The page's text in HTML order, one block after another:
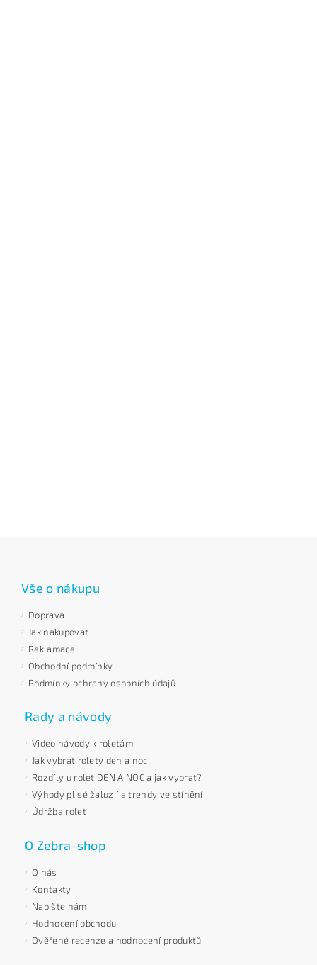
Vše o nákupu
Doprava
Jak nakupovat
Reklamace
Obchodní podmínky
Podmínky ochrany osobních údajů
Rady a návody
Video návody k roletám
Jak vybrat rolety den a noc
Rozdíly u rolet DEN A NOC a jak vybrat?
Výhody plisé žaluzií a trendy ve stínění
Údržba rolet
O Zebra-shop
O nás
Kontakty
Napište nám
Hodnocení obchodu
Ověřené recenze a hodnocení produktů